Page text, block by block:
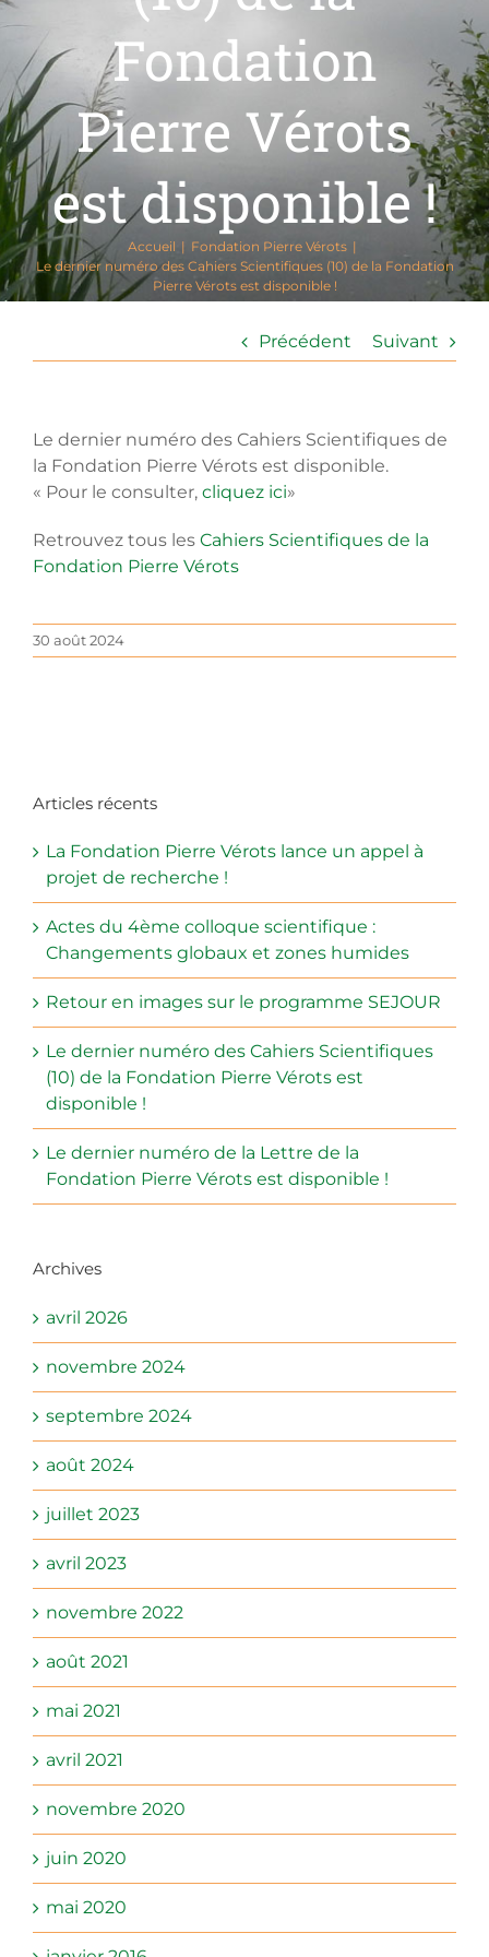
Fondation
Pierre Vérots
est disponible !
Accueil
Fondation Pierre Vérots
Le dernier numéro des Cahiers Scientifiques (10) de la Fondation
Pierre Vérots est disponible !
Précédent Suivant
Le dernier numéro des Cahiers Scientifiques de
la Fondation Pierre Vérots est disponible.
« Pour le consulter, cliquez ici»
Retrouvez tous les Cahiers Scientifiques de la
Fondation Pierre Vérots
30 août 2024
Articles récents
La Fondation Pierre Vérots lance un appel à
projet de recherche !
Actes du 4ème colloque scientifique :
Changements globaux et zones humides
Retour en images sur le programme SEJOUR
Le dernier numéro des Cahiers Scientifiques
(10) de la Fondation Pierre Vérots est
disponible !
Le dernier numéro de la Lettre de la
Fondation Pierre Vérots est disponible !
Archives
avril 2026
novembre 2024
septembre 2024
août 2024
juillet 2023
avril 2023
novembre 2022
août 2021
mai 2021
avril 2021
novembre 2020
juin 2020
mai 2020